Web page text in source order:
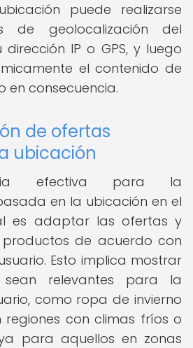
puede realizarse
de geolocalización del
IP o GPS, y luego
el contenido de
en consecuencia.
de ofertas
ubicación
efectiva para la
en la ubicación en el
es adaptar las ofertas y
de acuerdo con
Esto implica mostrar
relevantes para la
como ropa de invierno
regiones con climas fríos o
para aquellos en zonas